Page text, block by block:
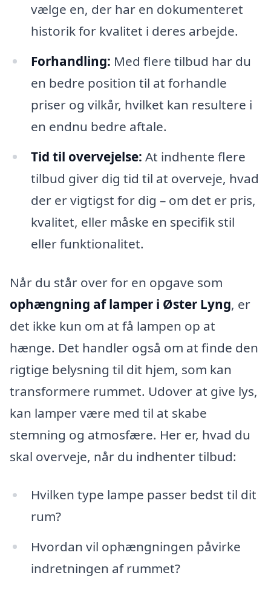
vælge en, der har en dokumenteret
historik for kvalitet i deres arbejde.
Forhandling: Med flere tilbud har du
en bedre position til at forhandle
priser og vilkår, hvilket kan resultere i
en endnu bedre aftale.
Tid til overvejelse: At indhente flere
tilbud giver dig tid til at overveje, hvad
der er vigtigst for dig – om det er pris,
kvalitet, eller måske en specifik stil
eller funktionalitet.
Når du står over for en opgave som
ophængning af lamper i Øster Lyng, er
det ikke kun om at få lampen op at
hænge. Det handler også om at finde den
rigtige belysning til dit hjem, som kan
transformere rummet. Udover at give lys,
kan lamper være med til at skabe
stemning og atmosfære. Her er, hvad du
skal overveje, når du indhenter tilbud:
Hvilken type lampe passer bedst til dit
rum?
Hvordan vil ophængningen påvirke
indretningen af rummet?